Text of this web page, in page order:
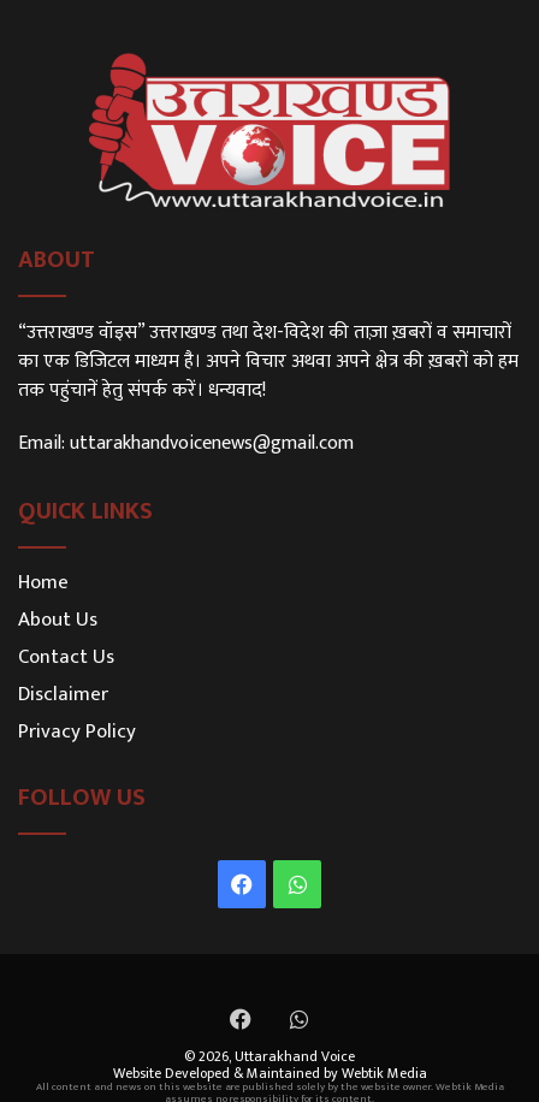
ABOUT
“उत्तराखण्ड वॉइस” उत्तराखण्ड तथा देश-विदेश की ताज़ा ख़बरों व समाचारों
का एक डिजिटल माध्यम है। अपने विचार अथवा अपने क्षेत्र की ख़बरों को हम
तक पहुंचानें हेतु संपर्क करें। धन्यवाद!
Email:uttarakhandvoicenews@gmail.com
QUICK LINKS
Home
About Us
Contact Us
Disclaimer
Privacy Policy
FOLLOW US
FacebookWhatsApp
FacebookWhatsApp
© 2026,Uttarakhand Voice
Website Developed & Maintained by Webtik Media
All content and news on this website are published solely by the website owner. Webtik Media